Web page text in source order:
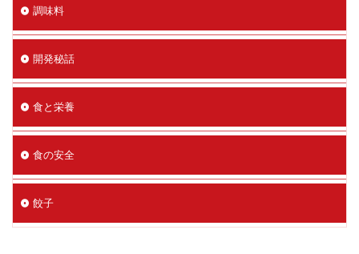
調味料
開発秘話
食と栄養
食の安全
餃子